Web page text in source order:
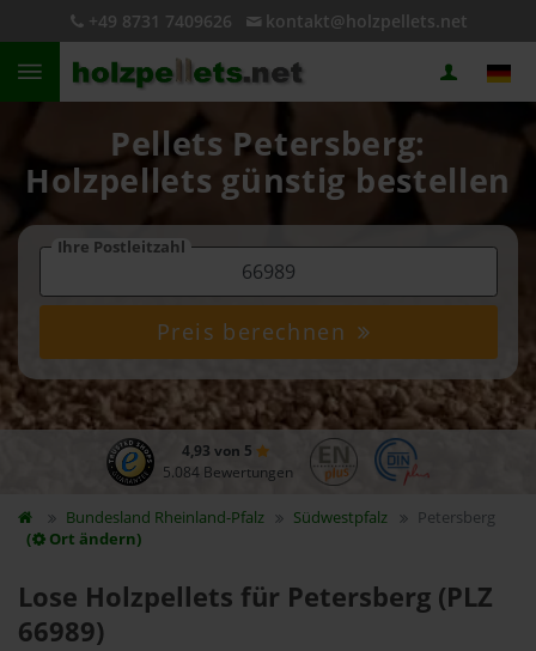
+49 8731 7409626 kontakt@holzpellets.net
Pellets Petersberg:
Holzpellets günstig bestellen
Ihre Postleitzahl
Preis berechnen
4,93 von 5
5.084 Bewertungen
Bundesland Rheinland-Pfalz Südwestpfalz
Petersberg
(
Ort ändern)
Lose Holzpellets für Petersberg (PLZ
66989)